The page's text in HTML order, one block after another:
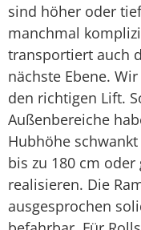
sind höher oder
manchmal
transportiert auch
nächste Ebene.
den richtigen Lift.
Außenbereiche
Hubhöhe
bis zu 180 cm oder
realisieren. Die
ausgesprochen